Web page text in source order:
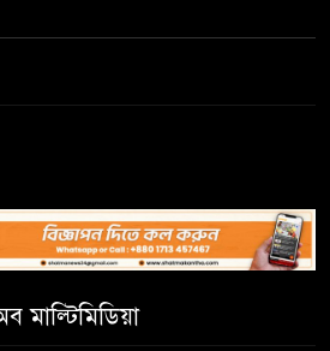
সম্পর্কের অভিযোগে জামায়াত
নেতাকে অব্যাহতি
জন্মসূত্রে নাগরিকত্ব সীমিত করতে
মাল্টিমিডিয়া